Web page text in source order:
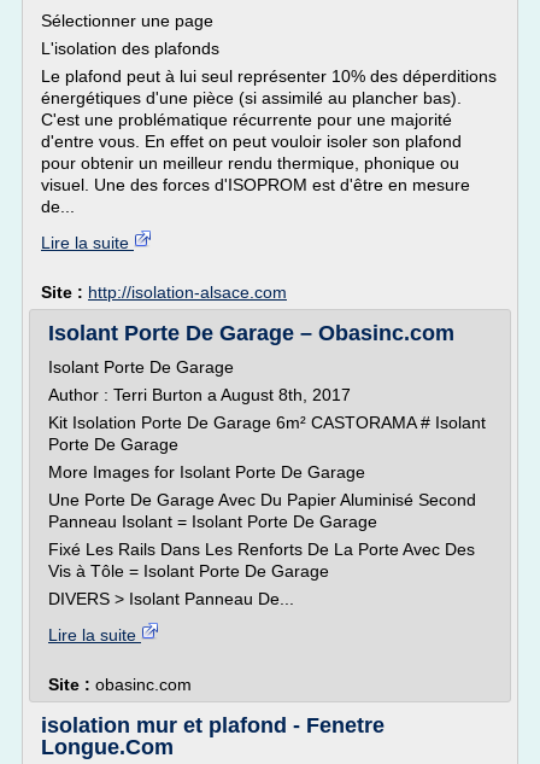
Sélectionner une page
L'isolation des plafonds
Le plafond peut à lui seul représenter 10% des déperditions
énergétiques d'une pièce (si assimilé au plancher bas).
C'est une problématique récurrente pour une majorité
d'entre vous. En effet on peut vouloir isoler son plafond
pour obtenir un meilleur rendu thermique, phonique ou
visuel. Une des forces d'ISOPROM est d'être en mesure
de...
Lire la suite
Site : http://isolation-alsace.com
Isolant Porte De Garage – Obasinc.com
Isolant Porte De Garage
Author : Terri Burton a August 8th, 2017
Kit Isolation Porte De Garage 6m² CASTORAMA # Isolant
Porte De Garage
More Images for Isolant Porte De Garage
Une Porte De Garage Avec Du Papier Aluminisé Second
Panneau Isolant = Isolant Porte De Garage
Fixé Les Rails Dans Les Renforts De La Porte Avec Des
Vis à Tôle = Isolant Porte De Garage
DIVERS > Isolant Panneau De...
Lire la suite
Site : obasinc.com
isolation mur et plafond - Fenetre
Longue.Com